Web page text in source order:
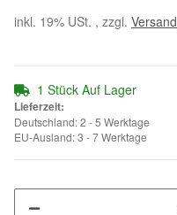
inkl. 19% USt. , zzgl. Versand
1 Stück Auf Lager
Lieferzeit:
Deutschland: 2 - 5 Werktage
EU-Ausland: 3 - 7 Werktage